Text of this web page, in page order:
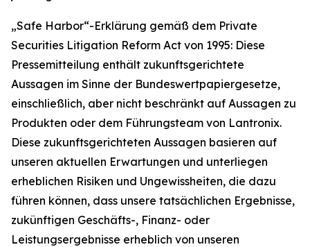
„Safe Harbor“-Erklärung gemäß dem Private
Securities Litigation Reform Act von 1995: Diese
Pressemitteilung enthält zukunftsgerichtete
Aussagen im Sinne der Bundeswertpapiergesetze,
einschließlich, aber nicht beschränkt auf Aussagen zu
Produkten oder dem Führungsteam von Lantronix.
Diese zukunftsgerichteten Aussagen basieren auf
unseren aktuellen Erwartungen und unterliegen
erheblichen Risiken und Ungewissheiten, die dazu
führen können, dass unsere tatsächlichen Ergebnisse,
zukünftigen Geschäfts-, Finanz- oder
Leistungsergebnisse erheblich von unseren